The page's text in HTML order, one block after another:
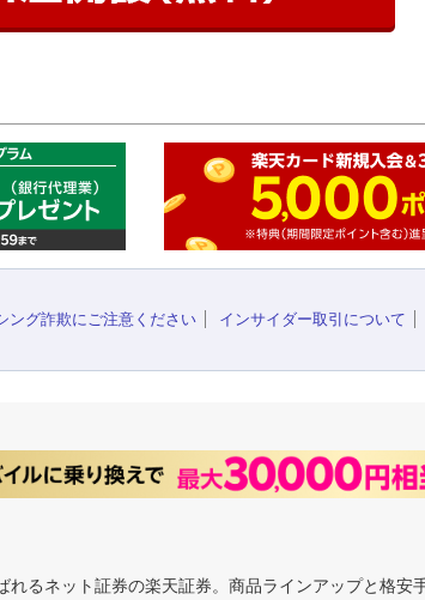
ング詐欺にご注意ください インサイダー取引について
るネット証券の楽天証券。商品ラインアップと格